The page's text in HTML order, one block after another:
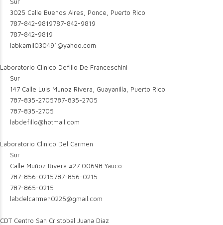
3025 Calle Buenos Aires, Ponce, Puerto Rico
787-842-9819787-842-9819
787-842-9819
labkamil030491@yahoo.com
Laboratorio Clinico Defillo De Franceschini
Sur
147 Calle Luis Munoz Rivera, Guayanilla, Puerto Rico
787-835-2705787-835-2705
787-835-2705
labdefillo@hotmail.com
Laboratorio Clinico Del Carmen
Sur
Calle Muñoz Rivera #27 00698 Yauco
787-856-0215787-856-0215
787-865-0215
labdelcarmen0225@gmail.com
CDT Centro San Cristobal Juana Diaz